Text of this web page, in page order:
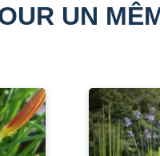
UN